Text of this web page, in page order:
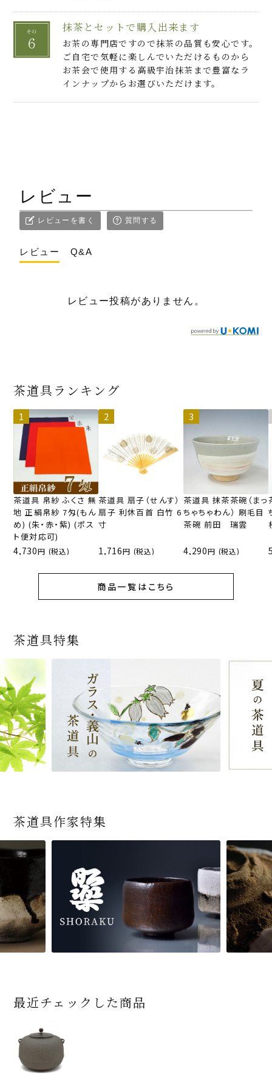
抹茶とセットで購入出来ます
お茶の専門店ですので抹茶の品質も安心です。
ご自宅で気軽に楽しんでいただけるものから
お茶会で使用する高級宇治抹茶まで豊富なラ
インナップからお選びいただけます。
レビュー
レビューを書く 質問する
レビュー Q&A
レビュー投稿がありません。
茶道具ランキング
茶道具 帛紗 ふくさ 無
地 正絹帛紗 7匁(もん
め) (朱・赤・紫) (ポス
ト便対応可)
4,730 (税込)
茶道具 扇子（せんす）
扇子 利休百首 白竹 6
寸
1,716 (税込)
茶道具 抹茶茶碗（まっ
ちゃちゃわん） 刷毛目
茶碗 前田 瑞雲
4,290 (税込)
商品一覧はこちら
茶道具特集
茶道具作家特集
最近チェックした商品